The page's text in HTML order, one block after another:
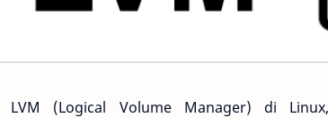
LVM (Logical Volume Manager) di